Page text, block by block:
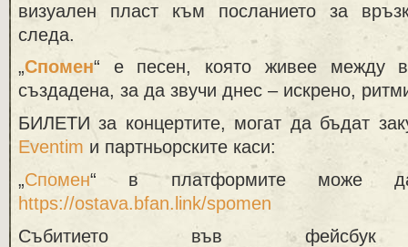
визуален пласт към посланието за
следа.
„Спомен“ е песен, която живее между
създадена, за да звучи днес – искрено,
БИЛЕТИ за концертите, могат да бъдат
Eventim и партньорските каси:
„Спомен“ в платформите може
https://ostava.bfan.link/spomen
Събитието във